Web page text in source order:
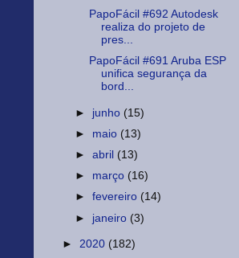
PapoFácil #692 Autodesk
realiza do projeto de
pres...
PapoFácil #691 Aruba ESP
unifica segurança da
bord...
► junho (15)
► maio (13)
►abril (13)
► março (16)
►fevereiro (14)
► janeiro (3)
► 2020 (182)